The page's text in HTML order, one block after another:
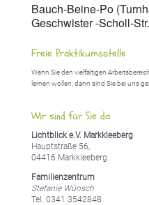
Bauch-Beine-Po
Geschwister -Scholl-
Freie Praktikumsstelle
Wenn Sie den vielfältigen
lernen wollen, dann sind Sie bei uns
Wir sind für Sie da
Lichtblick e.V. Markkleeberg
Hauptstraße 56,
04416 Markkleeberg
Familienzentrum
Stefanie Wünsch
Tel. 0341 3542848